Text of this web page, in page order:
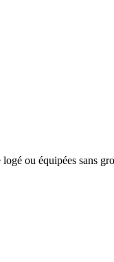
ou équipées sans